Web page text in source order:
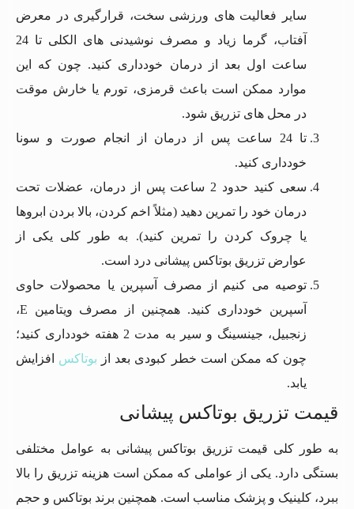
سایر فعالیت های ورزشی سخت، قرارگیری در معرض
آفتاب، گرما زیاد و مصرف نوشیدنی های الکلی تا 24
ساعت اول بعد از درمان خودداری کنید. چون که این
موارد ممکن است باعث قرمزی، تورم یا خارش موقت
در محل های تزریق شود.
تا 24 ساعت پس از درمان از انجام صورت و سونا
خودداری کنید.
سعی کنید حدود 2 ساعت پس از درمان، عضلات تحت
درمان خود را تمرین دهید (مثلاً اخم کردن، بالا بردن ابروها
یا چروک کردن را تمرین کنید). به طور کلی یکی از
عوارض تزریق بوتاکس پیشانی درد است.
توصیه می کنیم از مصرف آسپرین یا محصولات حاوی
آسپرین خودداری کنید. همچنین از مصرف ویتامین E،
زنجبیل، جینسینگ و سیر به مدت 2 هفته خودداری کنید؛
چون که ممکن است خطر کبودی بعد از بوتاکس افزایش
یابد.
قیمت تزریق بوتاکس پیشانی
به طور کلی قیمت تزریق بوتاکس پیشانی به عوامل مختلفی
بستگی دارد. یکی از عواملی که ممکن است هزینه تزریق را بالا
ببرد، کلینیک و پزشک مناسب است. همچنین برند بوتاکس و حجم